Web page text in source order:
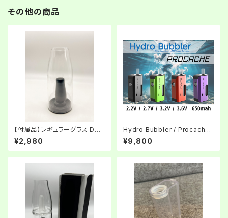
その他の商品
【付属品】レギュラーグラス Des
ktop Bubbler / Hybrid Duo
¥2,980
Hydro Bubbler / Procache
/ ハイドロバブラー
¥9,800